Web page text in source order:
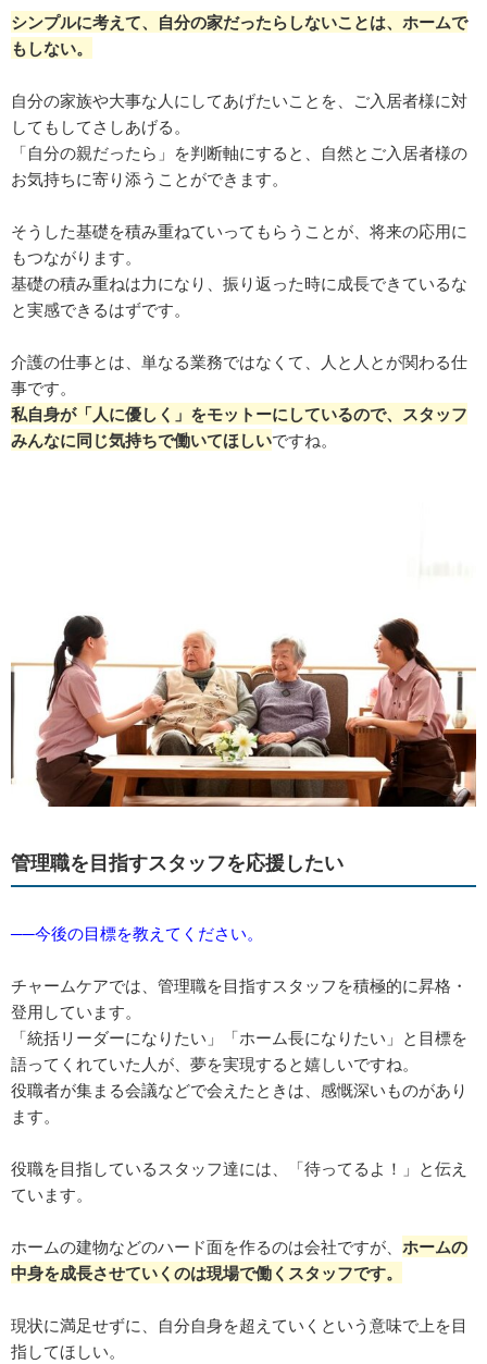
シンプルに考えて、自分の家だったらしないことは、ホームで
もしない。
自分の家族や大事な人にしてあげたいことを、ご入居者様に対
してもしてさしあげる。
「自分の親だったら」を判断軸にすると、自然とご入居者様の
お気持ちに寄り添うことができます。
そうした基礎を積み重ねていってもらうことが、将来の応用に
もつながります。
基礎の積み重ねは力になり、振り返った時に成長できているな
と実感できるはずです。
介護の仕事とは、単なる業務ではなくて、人と人とが関わる仕
事です。
私自身が「人に優しく」をモットーにしているので、スタッフ
みんなに同じ気持ちで働いてほしいですね。
管理職を目指すスタッフを応援したい
──今後の目標を教えてください。
チャームケアでは、管理職を目指すスタッフを積極的に昇格・
登用しています。
「統括リーダーになりたい」「ホーム長になりたい」と目標を
語ってくれていた人が、夢を実現すると嬉しいですね。
役職者が集まる会議などで会えたときは、感慨深いものがあり
ます。
役職を目指しているスタッフ達には、「待ってるよ！」と伝え
ています。
ホームの建物などのハード面を作るのは会社ですが、 ホームの
中身を成長させていくのは現場で働くスタッフです。
現状に満足せずに、自分自身を超えていくという意味で上を目
指してほしい。